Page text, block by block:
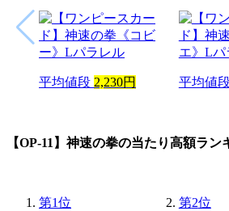
平均値段 2,230円 平均値
【OP-11】神速の拳の当たり高額ラン
第1位 第2位